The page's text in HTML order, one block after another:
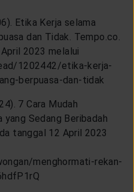
Etika Kerja selama
dan Tidak. Tempo.co.
2023 melalui
1202442/etika-kerja-
berpuasa-dan-tidak
7 Cara Mudah
yang Sedang Beribadah
tanggal 12 April 2023
menghormati-rekan-